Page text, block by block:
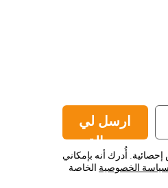
ارسل لي
رسالة
أُدرك أنه بإمكاني
الخصوصيةالخاصة